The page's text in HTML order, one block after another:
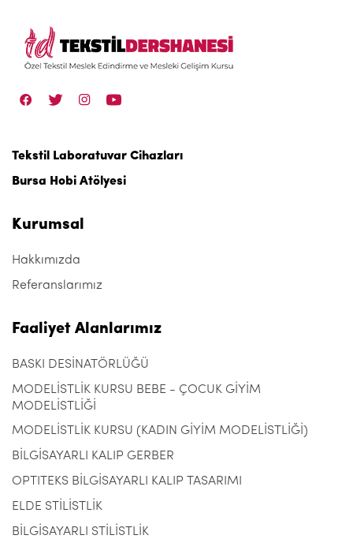
Tekstil Laboratuvar Cihazları
Bursa Hobi Atölyesi
Kurumsal
Hakkımızda
Referanslarımız
Faaliyet Alanlarımız
BASKI DESİNATÖRLÜĞÜ
MODELİSTLİK KURSU BEBE - ÇOCUK GİYİM
MODELİSTLİĞİ
MODELİSTLİK KURSU (KADIN GİYİM MODELİSTLİĞİ)
BİLGİSAYARLI KALIP GERBER
OPTITEKS BİLGİSAYARLI KALIP TASARIMI
ELDE STİLİSTLİK
BİLGİSAYARLI STİLİSTLİK